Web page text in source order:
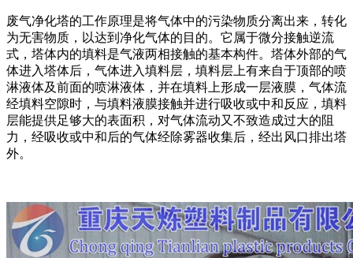
废气净化塔的工作原理是将气体中的污染物质分离出来，转化
为无害物质，以达到净化气体的目的。它属于微分接触逆流
式，塔体内的填料是气液两相接触的基本构件。塔体外部的气
体进入塔体后，气体进入填料层，填料层上有来自于顶部的喷
淋液体及前面的喷淋液体，并在填料上形成一层液膜，气体流
经填料空隙时，与填料液膜接触并进行吸收或中和反应，填料
层能提供足够大的表面积，对气体流动又不致造成过大的阻
力，经吸收或中和后的气体经除雾器收集后，经出风口排出塔
外。